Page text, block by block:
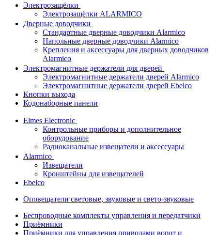
Электрозащёлки
Электрозащёлки ALARMICO
Дверные доводчики
Стандартные дверные доводчики Alarmico
Напольные дверные доводчики Alarmico
Крепления и аксессуары для дверных доводчиков
Alarmico
Электромагнитные держатели для дверей
Электромагнитные держатели дверей Alarmico
Электромагнитные держатели дверей Ebelco
Кнопки выхода
Кодонаборные панели
Elmes Electronic
Контрольные приборы и дополнительное
оборудование
Радиоканальные извещатели и аксессуары
Alarmico
Извещатели
Кронштейны для извещателей
Ebelco
Оповещатели световые, звуковые и свето-звуковые
Беспроводные комплекты управления и передатчики
Приёмники
Приёмники для управления приводами ворот и